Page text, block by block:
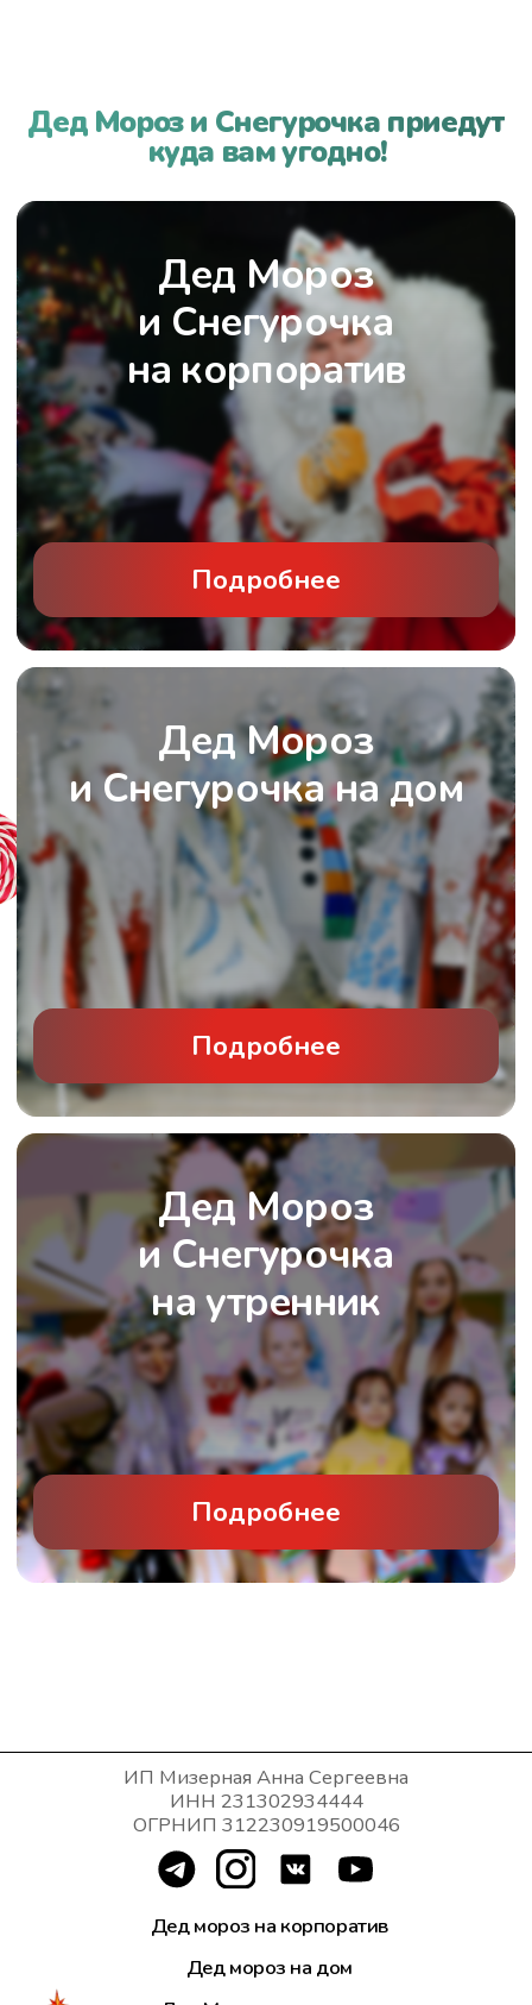
Разработка и техническая
поддержка сайтов
Дед мороз на дом
Дед мороз на корпоратив